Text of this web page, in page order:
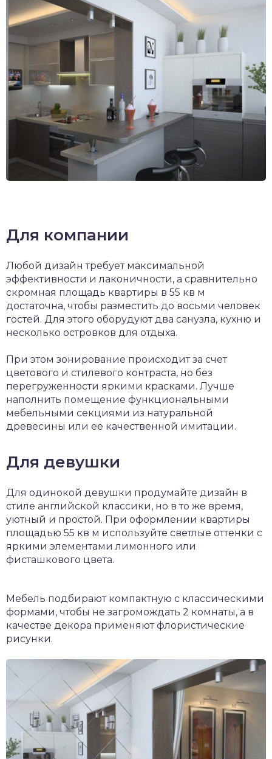
Для компании
Любой дизайн требует максимальной
эффективности и лаконичности, а сравнительно
скромная площадь квартиры в 55 кв м
достаточна, чтобы разместить до восьми человек
гостей. Для этого оборудуют два санузла, кухню и
несколько островков для отдыха.
При этом зонирование происходит за счет
цветового и стилевого контраста, но без
перегруженности яркими красками. Лучше
наполнить помещение функциональными
мебельными секциями из натуральной
древесины или ее качественной имитации.
Для девушки
Для одинокой девушки продумайте дизайн в
стиле английской классики, но в то же время,
уютный и простой. При оформлении квартиры
площадью 55 кв м используйте светлые оттенки с
яркими элементами лимонного или
фисташкового цвета.
Мебель подбирают компактную с классическими
формами, чтобы не загромождать 2 комнаты, а в
качестве декора применяют флористические
рисунки.